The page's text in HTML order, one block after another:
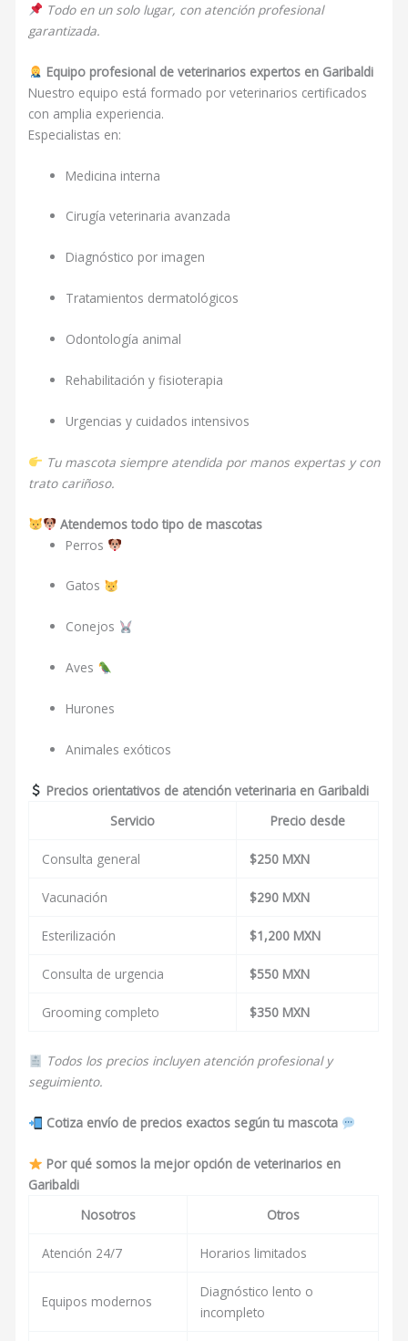
Todo en un solo lugar, con atención profesional
garantizada.
Equipo profesional de veterinarios expertos en Garibaldi
Nuestro equipo está formado por veterinarios certificados
con amplia experiencia.
Especialistas en:
Medicina interna
Cirugía veterinaria avanzada
Diagnóstico por imagen
Tratamientos dermatológicos
Odontología animal
Rehabilitación y fisioterapia
Urgencias y cuidados intensivos
Tu mascota siempre atendida por manos expertas y con
trato cariñoso.
Atendemos todo tipo de mascotas
Perros
Gatos
Conejos
Aves
Hurones
Animales exóticos
Precios orientativos de atención veterinaria en Garibaldi
Servicio
Precio desde
Consulta general $250 MXN
Vacunación $290 MXN
Esterilización $1,200 MXN
Consulta de urgencia $550 MXN
Grooming completo $350 MXN
Todos los precios incluyen atención profesional y
seguimiento.
Cotiza envío de precios exactos según tu mascota
Por qué somos la mejor opción de veterinarios en
Garibaldi
Nosotros
Otros
Atención 24/7 Horarios limitados
Equipos modernos
Diagnóstico lento o
incompleto